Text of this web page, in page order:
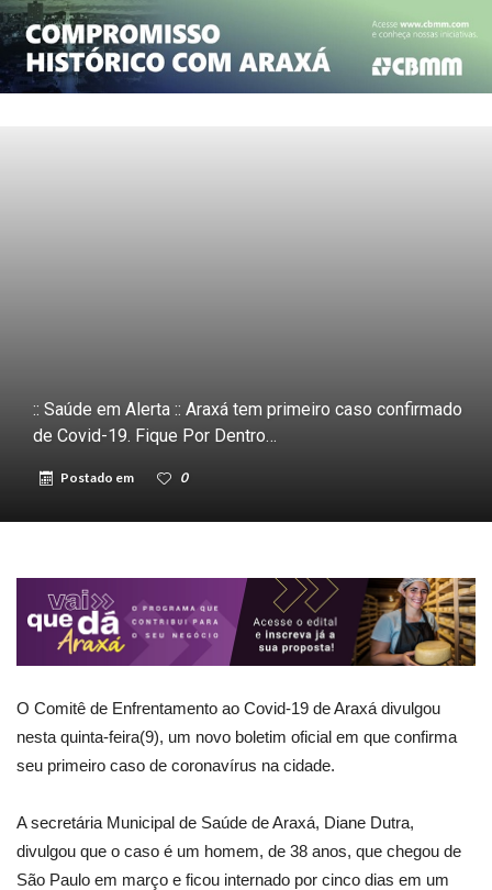
:: Saúde em Alerta :: Araxá tem primeiro caso confirmado
de Covid-19. Fique Por Dentro…
Postado em 0
O Comitê de Enfrentamento ao Covid-19 de Araxá divulgou
nesta quinta-feira(9), um novo boletim oficial em que confirma
seu primeiro caso de coronavírus na cidade.
A secretária Municipal de Saúde de Araxá, Diane Dutra,
divulgou que o caso é um homem, de 38 anos, que chegou de
São Paulo em março e ficou internado por cinco dias em um